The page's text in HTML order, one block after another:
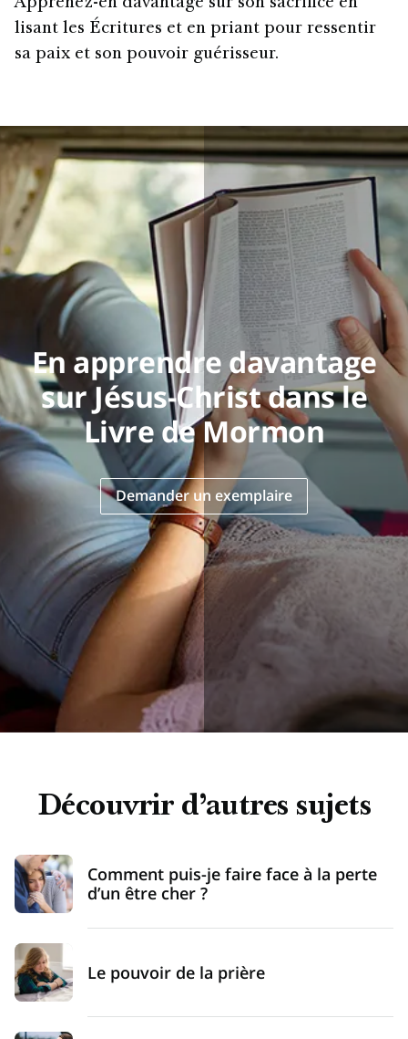
Apprenez-en davantage sur son sacrifice en
lisant les Écritures et en priant pour ressentir
sa paix et son pouvoir guérisseur.
En apprendre davantage
sur Jésus-Christ dans le
Livre de Mormon
Demander un exemplaire
Découvrir d’autres sujets
Comment puis-je faire face à la perte
d’un être cher ?
Le pouvoir de la prière